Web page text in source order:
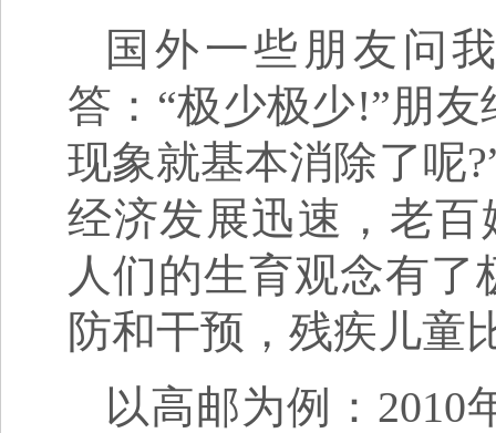
国外一些朋友问
答：“极少极少!”朋
现象就基本消除了呢
经济发展迅速，老
人们的生育观念有
防和干预，残疾儿童
以高邮为例：2010